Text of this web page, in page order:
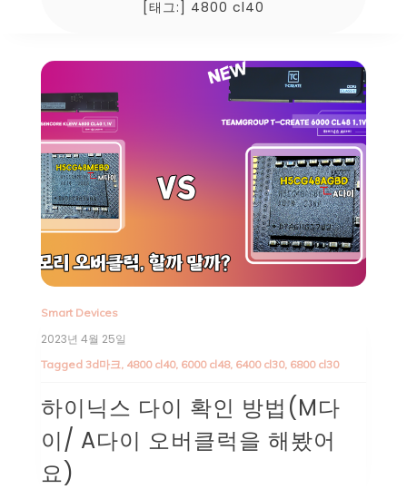
[태그:] 4800 cl40
Smart Devices
2023년 4월 25일
Tagged 3d마크, 4800 cl40, 6000 cl48, 6400 cl30, 6800 cl30
하이닉스 다이 확인 방법(M다
이/ A다이 오버클럭을 해봤어
요)